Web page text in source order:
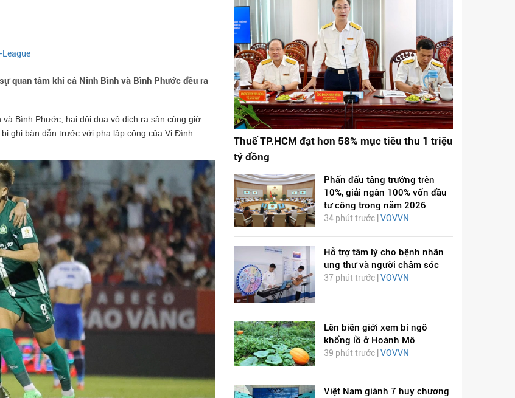
League
quan tâm khi cả Ninh Bình và Bình Phước đều ra
Bình Phước, hai đội đua vô địch ra sân cùng giờ.
ghi bàn dẫn trước với pha lập công của Vi Đình
Thuế TP.HCM đạt hơn 58% mục tiêu thu 1 triệu
tỷ đồng
Phấn đấu tăng trưởng trên
10%, giải ngân 100% vốn đầu
tư công trong năm 2026
34 phút trước | VOVVN
Hỗ trợ tâm lý cho bệnh nhân
ung thư và người chăm sóc
37 phút trước | VOVVN
Lên biên giới xem bí ngô
khổng lồ ở Hoành Mô
39 phút trước | VOVVN
Việt Nam giành 7 huy chương